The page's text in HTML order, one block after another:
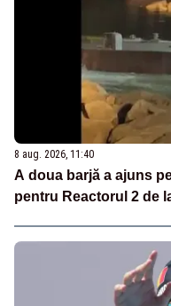
8 aug. 2026, 11:40
A doua barjă a ajuns
pentru Reactorul 2 de